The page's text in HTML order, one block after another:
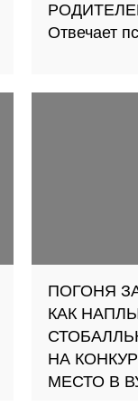
Отвечает
ПОГОНЯ
КАК
НА
МЕСТО В